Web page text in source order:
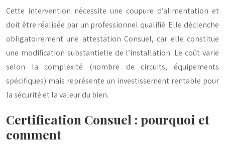
Cette intervention nécessite une coupure d’alimentation et
doit être réalisée par un professionnel qualifié. Elle déclenche
obligatoirement une attestation Consuel, car elle constitue
une modification substantielle de l’installation. Le coût varie
selon la complexité (nombre de circuits, équipements
spécifiques) mais représente un investissement rentable pour
la sécurité et la valeur du bien.
Certification Consuel : pourquoi et
comment